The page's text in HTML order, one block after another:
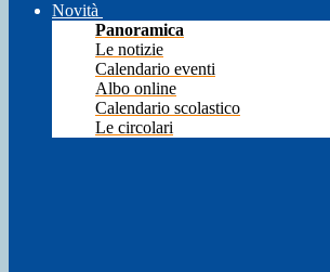
Novità
Panoramica
Le notizie
Calendario eventi
Albo online
Calendario scolastico
Le circolari